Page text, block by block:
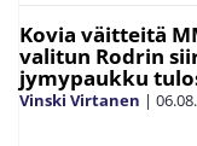
Kovia väitteitä
valitun Rodrin
jymypaukku
Vinski Virtanen |